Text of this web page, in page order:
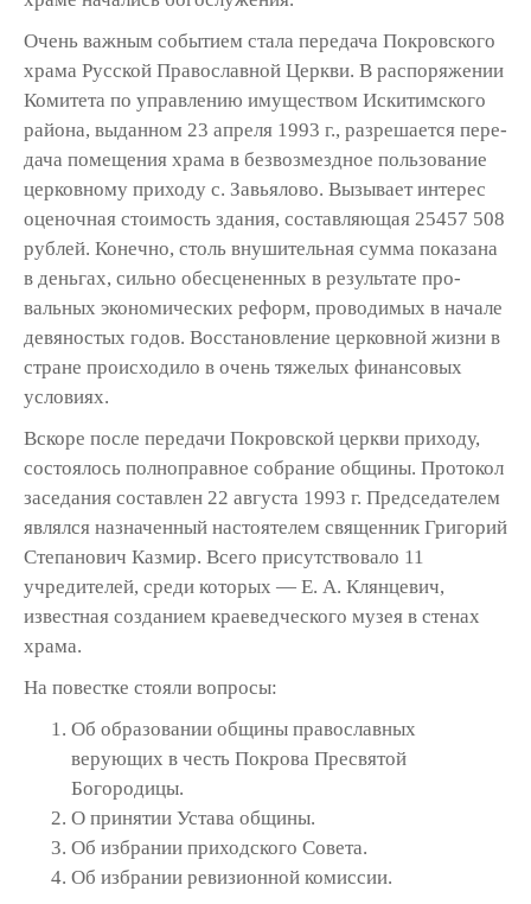
Очень важным событием стала передача Покровского
храма Русской Православной Церкви. В распоряжении
Комитета по управ­лению имуществом Искитимского
района, выданном 23 апреля 1993 г., разрешается пере­
дача помещения храма в безвозмездное поль­зование
церковному приходу с. Завьялово. Вызывает интерес
оценочная стоимость зда­ния, составляющая 25457 508
рублей. Конечно, столь внушительная сумма показана
в день­гах, сильно обесцененных в результате про­
вальных экономических реформ, проводимых в начале
девяностых годов. Восстановление церковной жизни в
стране происходило в очень тяжелых финансовых
условиях.
Вскоре после передачи Покровской церкви приходу,
состоялось полноправ­ное собрание общины. Протокол
заседания составлен 22 августа 1993 г. Председателем
являлся назначенный настоятелем священ­ник Григорий
Степанович Казмир. Всего присутствовало 11
учредителей, среди кото­рых — Е. А. Клянцевич,
известная созданием краеведческого музея в стенах
храма.
На повестке стояли вопросы:
Об образовании общины православ­ных
верующих в честь Покрова Пресвятой
Богородицы.
О принятии Устава общины.
Об избрании приходского Совета.
Об избрании ревизионной комиссии.